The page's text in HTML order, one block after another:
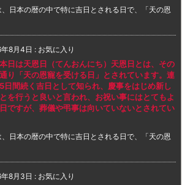
日本の暦の中で特に吉日とされる日で、「天の恩
8月4日 : お気に入り
日は天恩日（てんおんにち）天恩日とは、その
り「天の恩寵を受ける日」とされています。連
日間続く吉日として知られ、慶事をはじめ新し
を行うと良いと言われ、お祝い事にはとてもよ
ですが、葬儀や弔事は向いていないとされてい
日本の暦の中で特に吉日とされる日で、「天の恩
8月3日 : お気に入り